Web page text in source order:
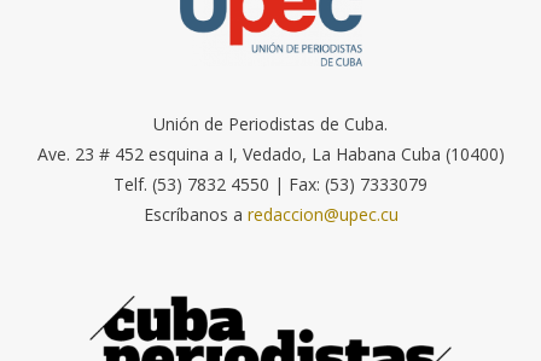
Unión de Periodistas de Cuba.
Ave. 23 # 452 esquina a I, Vedado, La Habana Cuba (10400)
Telf. (53) 7832 4550 | Fax: (53) 7333079
Escríbanos a redaccion@upec.cu